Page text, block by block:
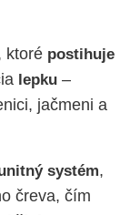
ktoré postihuje
lepku –
jačmeni a
systém,
čreva, čím